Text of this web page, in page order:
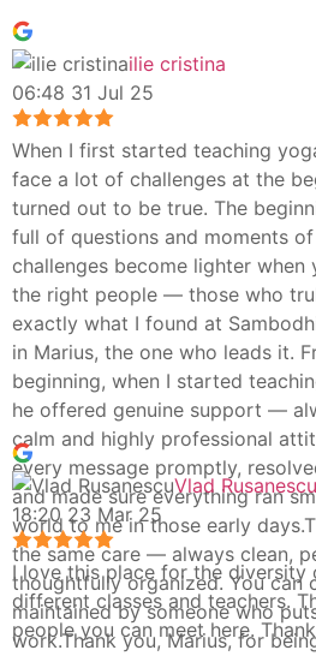
ilie cristina
06:48 31 Jul 25
When I first started teaching
face a lot of challenges at the
turned out to be true. The
full of questions and moments
challenges become lighter when
the right people — those who
exactly what I found at
in Marius, the one who leads it.
beginning, when I started
he offered genuine support —
calm and highly professional
every message promptly,
and made sure everything ran
world to me in those early
the same care — always clean,
thoughtfully organized. You can
maintained by someone who
work.Thank you, Marius, for
Vlad Rusanescu
18:20 23 Mar 25
I love this place for the diversity
different classes and teachers.
people you can meet here.